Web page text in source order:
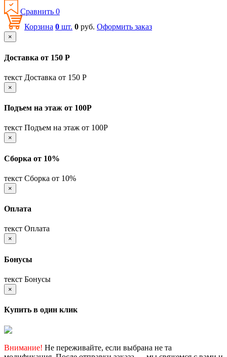
Сравнить 0
Корзина 0 шт. 0 руб. Оформить заказ
×
Доставка от 150 Р
текст Доставка от 150 Р
×
Подъем на этаж от 100Р
текст Подъем на этаж от 100Р
×
Сборка от 10%
текст Сборка от 10%
×
Оплата
текст Оплата
×
Бонусы
текст Бонусы
×
Купить в один клик
Внимание! Не переживайте, если выбрана не та